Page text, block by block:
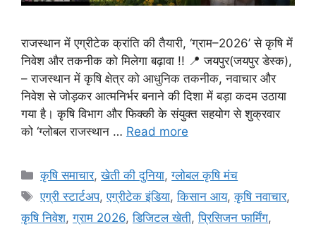
राजस्थान में एग्रीटेक क्रांति की तैयारी, ‘ग्राम–2026’ से कृषि में
निवेश और तकनीक को मिलेगा बढ़ावा !! 📍 जयपुर(जयपुर डेस्क),
– राजस्थान में कृषि क्षेत्र को आधुनिक तकनीक, नवाचार और
निवेश से जोड़कर आत्मनिर्भर बनाने की दिशा में बड़ा कदम उठाया
गया है। कृषि विभाग और फिक्की के संयुक्त सहयोग से शुक्रवार
को ‘ग्लोबल राजस्थान … Read more
कृषि समाचार,खेती की दुनिया,ग्लोबल कृषि मंच
एग्री स्टार्टअप,एग्रीटेक इंडिया,किसान आय,कृषि नवाचार,
कृषि निवेश,ग्राम 2026,डिजिटल खेती,प्रिसिजन फार्मिंग,